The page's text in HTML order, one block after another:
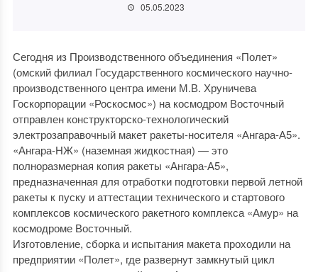
05.05.2023
Сегодня из Производственного объединения «Полет»
(омский филиал Государственного космического научно-
производственного центра имени М.В. Хруничева
Госкорпорации «Роскосмос») на космодром Восточный
отправлен конструкторско-технологический
электрозаправочный макет ракеты-носителя «Ангара-А5».
«Ангара-НЖ» (наземная жидкостная) — это
полноразмерная копия ракеты «Ангара-А5»,
предназначенная для отработки подготовки первой летной
ракеты к пуску и аттестации технического и стартового
комплексов космического ракетного комплекса «Амур» на
космодроме Восточный.
Изготовление, сборка и испытания макета проходили на
предприятии «Полет», где развернут замкнутый цикл